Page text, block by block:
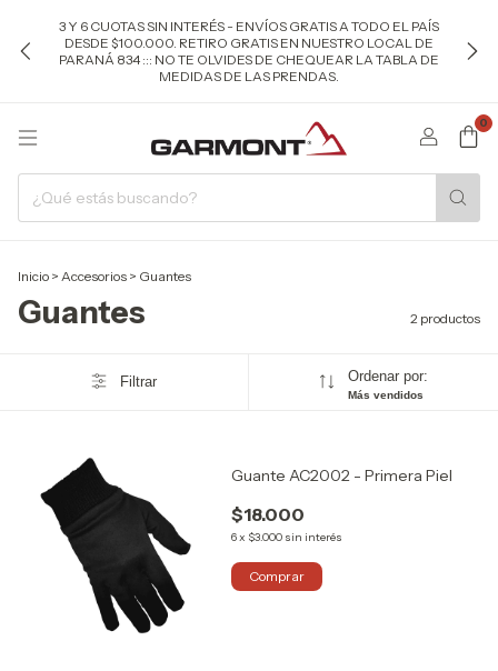
3 Y 6 CUOTAS SIN INTERÉS - ENVÍOS GRATIS A TODO EL PAÍS
DESDE $100.000. RETIRO GRATIS EN NUESTRO LOCAL DE
PARANÁ 834 ::: NO TE OLVIDES DE CHEQUEAR LA TABLA DE
MEDIDAS DE LAS PRENDAS.
0
Inicio > Accesorios > Guantes
Guantes 2 productos
Filtrar Ordenar por:
Más vendidos
Guante AC2002 - Primera Piel
$18.000
6x $3.000 sin interés
Comprar